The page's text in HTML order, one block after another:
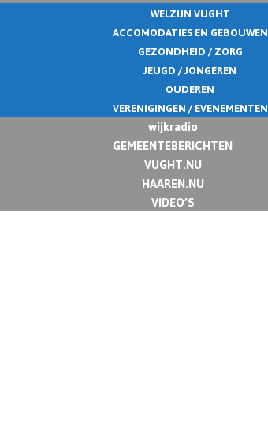
WELZIJN VUGHT
ACCOMODATIES EN GEBOUWEN
GEZONDHEID / ZORG
JEUGD / JONGEREN
OUDEREN
VERENIGINGEN / EVENEMENTEN
wijkradio
GEMEENTEBERICHTEN
VUGHT.NU
HAAREN.NU
VIDEO’S